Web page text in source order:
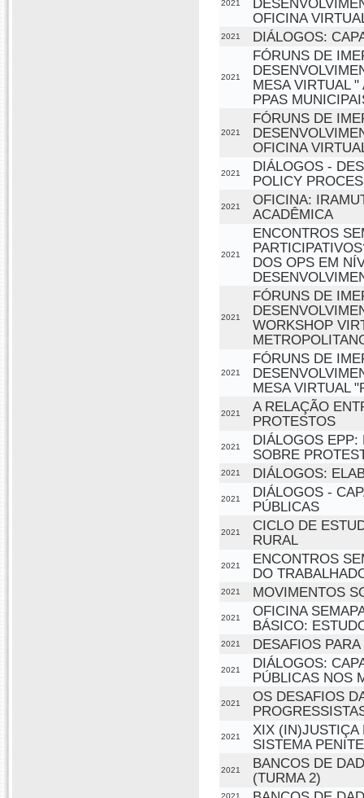
2021
OFICINA
2021 DIÁLOGOS:
2021
FÓRUNS DE
MESA VIRTUAL
PPAS
2021
FÓRUNS DE
OFICINA
2021
DIÁLOGOS -
POLICY
2021
OFICINA:
ACADÊMICA
2021
ENCONTROS
DOS OPS EM
2021
FÓRUNS DE
WORKSHOP
2021
FÓRUNS DE
MESA VIRTUAL
2021
A RELAÇÃO
PROTESTOS
2021
DIÁLOGOS EPP:
SOBRE
2021 DIÁLOGOS:
2021
DIÁLOGOS -
PÚBLICAS
2021
CICLO DE
RURAL
2021
ENCONTROS
DO
2021 MOVIMENTOS
2021
OFICINA
BÁSICO:
2021 DESAFIOS
2021
DIÁLOGOS:
PÚBLICAS NOS
2021
OS DESAFIOS
2021
XIX (IN)JUSTIÇA
SISTEMA
2021
BANCOS DE
(TURMA 2)
2021